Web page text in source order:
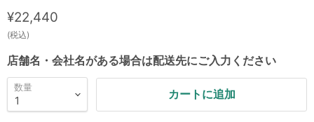
現在の価格
¥22,440
(税込)
店舗名・会社名がある場合は配送先にご入力ください
数量
カートに追加